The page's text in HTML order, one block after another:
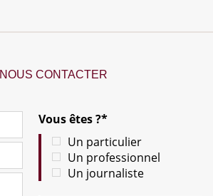
NOUS CONTACTER
Vous êtes ?*
Un particulier
Un professionnel
Un journaliste